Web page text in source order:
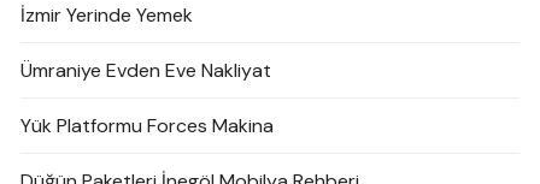
İzmir Yerinde Yemek
Ümraniye Evden Eve Nakliyat
Yük Platformu Forces Makina